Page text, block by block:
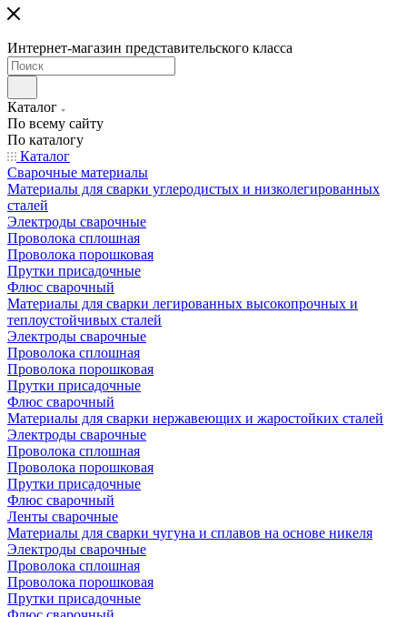
Интернет-магазин представительского класса
Каталог
По всему сайту
По каталогу
Каталог
Сварочные материалы
Материалы для сварки углеродистых и низколегированных
сталей
Электроды сварочные
Проволока сплошная
Проволока порошковая
Прутки присадочные
Флюс сварочный
Материалы для сварки легированных высокопрочных и
теплоустойчивых сталей
Электроды сварочные
Проволока сплошная
Проволока порошковая
Прутки присадочные
Флюс сварочный
Материалы для сварки нержавеющих и жаростойких сталей
Электроды сварочные
Проволока сплошная
Проволока порошковая
Прутки присадочные
Флюс сварочный
Ленты сварочные
Материалы для сварки чугуна и сплавов на основе никеля
Электроды сварочные
Проволока сплошная
Проволока порошковая
Прутки присадочные